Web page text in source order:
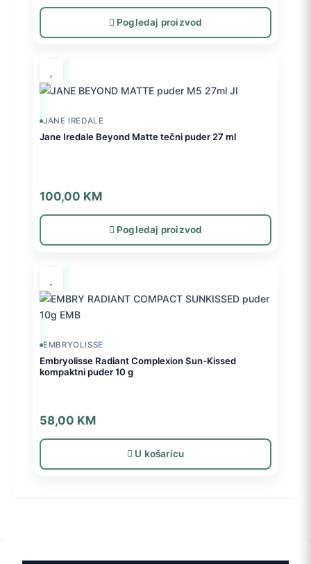
Pogledaj proizvod
JANE IREDALE
Jane Iredale Beyond Matte tečni puder 27 ml
100,00 KM
Pogledaj proizvod
EMBRYOLISSE
Embryolisse Radiant Complexion Sun-Kissed
kompaktni puder 10 g
58,00 KM
U košaricu